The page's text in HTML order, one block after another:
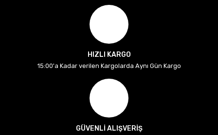
HIZLI KARGO
15:00'a Kadar verilen Kargolarda Aynı Gün Kargo
GÜVENLİ ALIŞVERİŞ